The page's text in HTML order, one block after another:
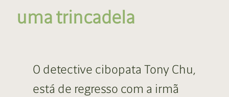
uma trincadela
O detective cibopata Tony Chu,
está de regresso com a irmã